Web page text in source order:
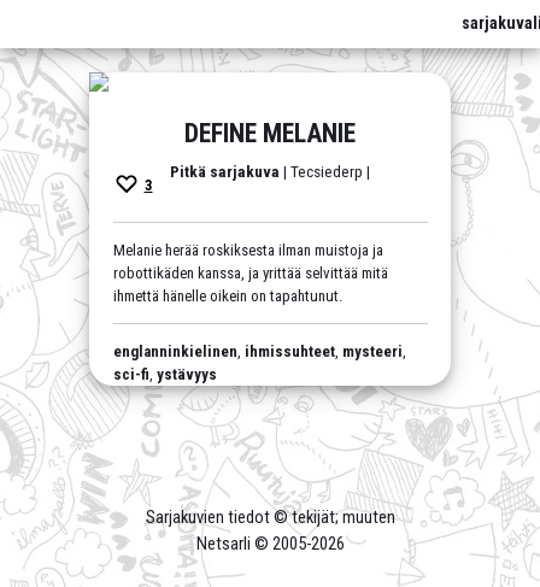
DEFINE MELANIE
Pitkä sarjakuva | Tecsiederp |
3
Melanie herää roskiksesta ilman muistoja ja
robottikäden kanssa, ja yrittää selvittää mitä
ihmettä hänelle oikein on tapahtunut.
englanninkielinen, ihmissuhteet, mysteeri,
sci-fi, ystävyys
Sarjakuvien tiedot © tekijät; muuten
Netsarli © 2005-2026